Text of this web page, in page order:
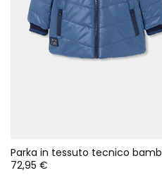
72,95 €